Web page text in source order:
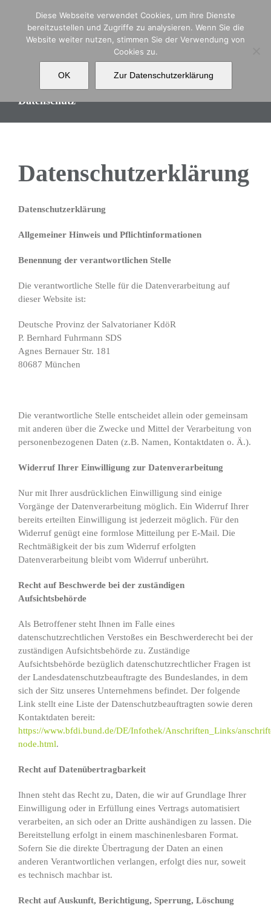
springen
Datenschutz
Datenschutzerklärung
Datenschutzerklärung
Allgemeiner Hinweis und Pflichtinformationen
Benennung der verantwortlichen Stelle
Die verantwortliche Stelle für die Datenverarbeitung auf
dieser Website ist:
Deutsche Provinz der Salvatorianer KdöR
P. Bernhard Fuhrmann SDS
Agnes Bernauer Str. 181
80687 München
Die verantwortliche Stelle entscheidet allein oder gemeinsam
mit anderen über die Zwecke und Mittel der Verarbeitung von
personenbezogenen Daten (z.B. Namen, Kontaktdaten o. Ä.).
Widerruf Ihrer Einwilligung zur Datenverarbeitung
Nur mit Ihrer ausdrücklichen Einwilligung sind einige
Vorgänge der Datenverarbeitung möglich. Ein Widerruf Ihrer
bereits erteilten Einwilligung ist jederzeit möglich. Für den
Widerruf genügt eine formlose Mitteilung per E-Mail. Die
Rechtmäßigkeit der bis zum Widerruf erfolgten
Datenverarbeitung bleibt vom Widerruf unberührt.
Recht auf Beschwerde bei der zuständigen
Aufsichtsbehörde
Als Betroffener steht Ihnen im Falle eines
datenschutzrechtlichen Verstoßes ein Beschwerderecht bei der
zuständigen Aufsichtsbehörde zu. Zuständige
Aufsichtsbehörde bezüglich datenschutzrechtlicher Fragen ist
der Landesdatenschutzbeauftragte des Bundeslandes, in dem
sich der Sitz unseres Unternehmens befindet. Der folgende
Link stellt eine Liste der Datenschutzbeauftragten sowie deren
Kontaktdaten bereit:
https://www.bfdi.bund.de/DE/Infothek/Anschriften_Links/
node.html.
Recht auf Datenübertragbarkeit
Ihnen steht das Recht zu, Daten, die wir auf Grundlage Ihrer
Einwilligung oder in Erfüllung eines Vertrags automatisiert
verarbeiten, an sich oder an Dritte aushändigen zu lassen. Die
Bereitstellung erfolgt in einem maschinenlesbaren Format.
Sofern Sie die direkte Übertragung der Daten an einen
anderen Verantwortlichen verlangen, erfolgt dies nur, soweit
es technisch machbar ist.
Recht auf Auskunft, Berichtigung, Sperrung, Löschung
Diese Webseite verwendet Cookies, um ihre Dienste
bereitzustellen und Zugriffe zu analysieren. Wenn Sie die
Website weiter nutzen, stimmen Sie der Verwendung von
Cookies zu.
OK Zur Datenschutzerklärung